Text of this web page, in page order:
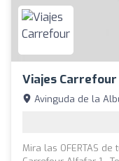
Viajes Carrefour
Avinguda de la
Mira las OFERTAS